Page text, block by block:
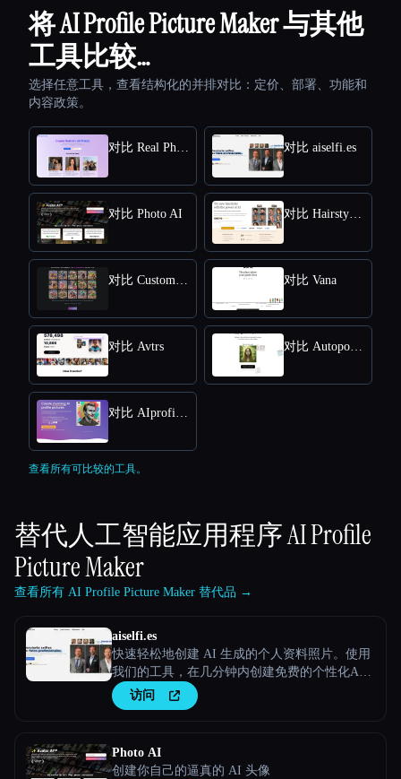
将 AI Profile Picture Maker 与其他
工具比较…
选择任意工具，查看结构化的并排对比：定价、部署、功能和
内容政策。
对比 Real Photo AI 对比 aiselfi.es
对比 Photo AI 对比 HairstyleAI
对比 CustomQR AI 对比 Vana
对比 Avtrs 对比 Autoportrait
对比 AIprofilepic
查看所有可比较的工具。
替代人工智能应用程序AI Profile
Picture Maker
查看所有 AI Profile Picture Maker 替代品 →
aiselfi.es
快速轻松地创建 AI 生成的个人资料照片。使用
我们的工具，在几分钟内创建免费的个性化AI
头像。试试看 → aiselfi.es
访问
Photo AI
创建你自己的逼真的 AI 头像